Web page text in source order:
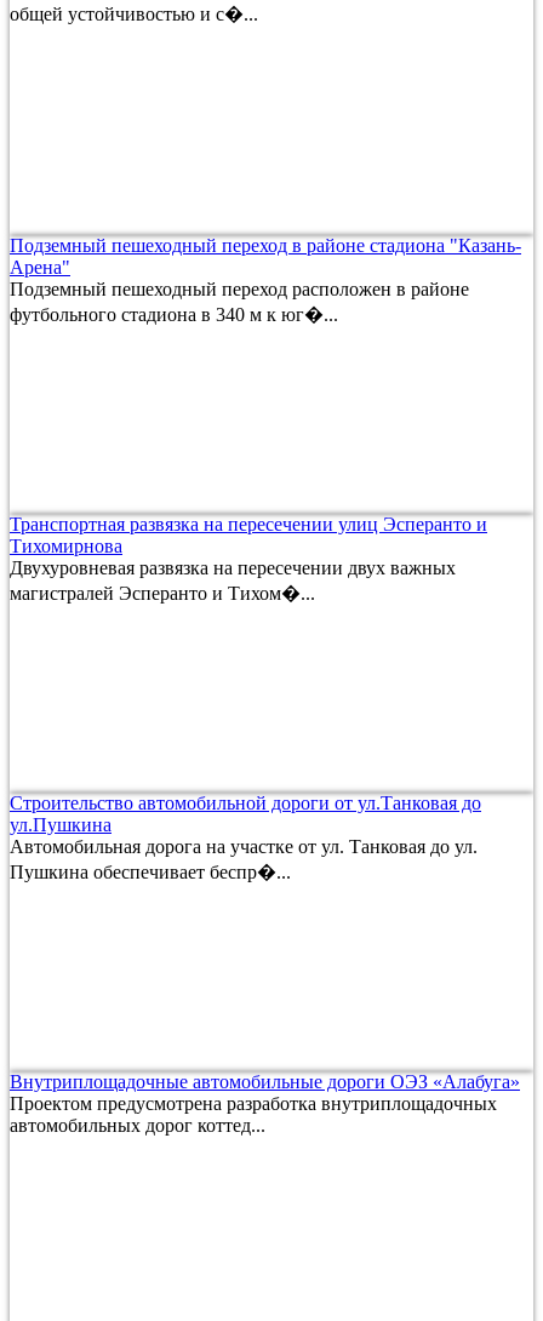
общей устойчивостью и с�...
Подземный пешеходный переход в районе стадиона "Казань-
Арена"
Подземный пешеходный переход расположен в районе
футбольного стадиона в 340 м к юг�...
Транспортная развязка на пересечении улиц Эсперанто и
Тихомирнова
Двухуровневая развязка на пересечении двух важных
магистралей Эсперанто и Тихом�...
Строительство автомобильной дороги от ул.Танковая до
ул.Пушкина
Автомобильная дорога на участке от ул. Танковая до ул.
Пушкина обеспечивает беспр�...
Внутриплощадочные автомобильные дороги ОЭЗ «Алабуга»
Проектом предусмотрена разработка внутриплощадочных
автомобильных дорог коттед...